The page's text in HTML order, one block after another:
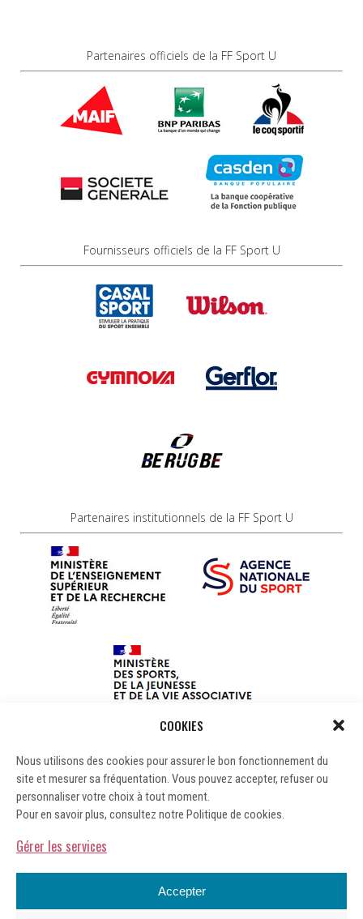
COOKIES
Nous utilisons des cookies pour assurer le bon fonctionnement du
site et mesurer sa fréquentation. Vous pouvez accepter, refuser ou
personnaliser votre choix à tout moment.
Pour en savoir plus, consultez notre Politique de cookies.
Gérer les services
Accepter
Partenaires officiels de la FF Sport U
Fournisseurs officiels de la FF Sport U
Partenaires institutionnels de la FF Sport U